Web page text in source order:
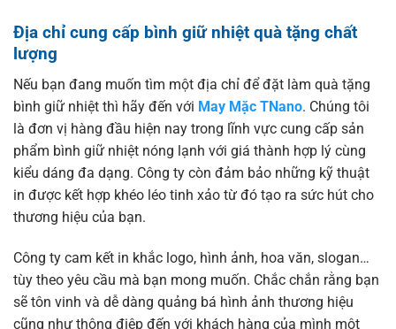
Địa chỉ cung cấp bình giữ nhiệt quà tặng chất
lượng
Nếu bạn đang muốn tìm một địa chỉ để đặt làm quà tặng
bình giữ nhiệt thì hãy đến với May Mặc TNano. Chúng tôi
là đơn vị hàng đầu hiện nay trong lĩnh vực cung cấp sản
phẩm bình giữ nhiệt nóng lạnh với giá thành hợp lý cùng
kiểu dáng đa dạng. Công ty còn đảm bảo những kỹ thuật
in được kết hợp khéo léo tinh xảo từ đó tạo ra sức hút cho
thương hiệu của bạn.
Công ty cam kết in khắc logo, hình ảnh, hoa văn, slogan…
tùy theo yêu cầu mà bạn mong muốn. Chắc chắn rằng bạn
sẽ tôn vinh và dễ dàng quảng bá hình ảnh thương hiệu
cũng như thông điệp đến với khách hàng của mình một